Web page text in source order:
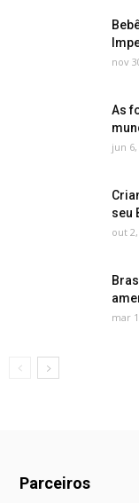
nov
As
jun 6,
seu
out
mar
Parceiros